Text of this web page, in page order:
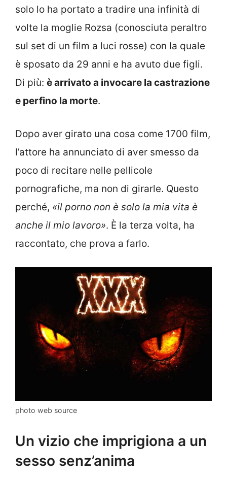
solo lo ha portato a tradire una infinità di
volte la moglie Rozsa (conosciuta peraltro
sul set di un film a luci rosse) con la quale
è sposato da 29 anni e ha avuto due figli.
Di più: è arrivato a invocare la castrazione
e perfino la morte.
Dopo aver girato una cosa come 1700 film,
l’attore ha annunciato di aver smesso da
poco di recitare nelle pellicole
pornografiche, ma non di girarle. Questo
perché, «il porno non è solo la mia vita è
anche il mio lavoro». È la terza volta, ha
raccontato, che prova a farlo.
photo web source
Un vizio che imprigiona a un
sesso senz’anima